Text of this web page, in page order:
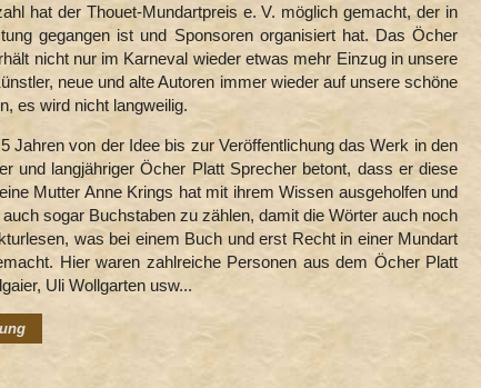
hat der Thouet-Mundartpreis e. V. möglich gemacht, der in
gegangen ist und Sponsoren organisiert hat. Das Öcher
nicht nur im Karneval wieder etwas mehr Einzug in unsere
neue und alte Autoren immer wieder auf unsere schöne
es wird nicht langweilig.
von der Idee bis zur Veröffentlichung das Werk in den
und langjähriger Öcher Platt Sprecher betont, dass er diese
Mutter Anne Krings hat mit ihrem Wissen ausgeholfen und
sogar Buchstaben zu zählen, damit die Wörter auch noch
was bei einem Buch und erst Recht in einer Mundart
Hier waren zahlreiche Personen aus dem Öcher Platt
Uli Wollgarten usw...